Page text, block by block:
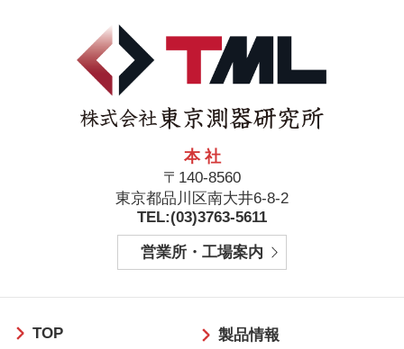
本 社
〒140-8560
東京都品川区南大井6-8-2
TEL:(03)3763-5611
営業所・工場案内
ッ
TOP 製品情報